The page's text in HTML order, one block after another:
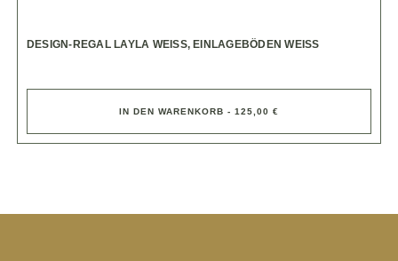
DESIGN-REGAL LAYLA WEISS, EINLAGEBÖDEN WEISS
IN DEN WARENKORB - 125,00 €